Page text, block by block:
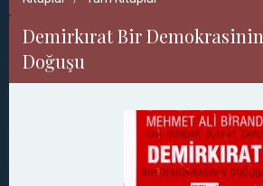
Demirkırat Bir Demokrasinin
Doğuşu